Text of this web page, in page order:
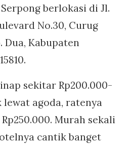
berlokasi di Jl.
No.30, Curug
Dua, Kabupaten
sekitar Rp200.000-
lewat agoda, ratenya
Murah sekali
cantik banget